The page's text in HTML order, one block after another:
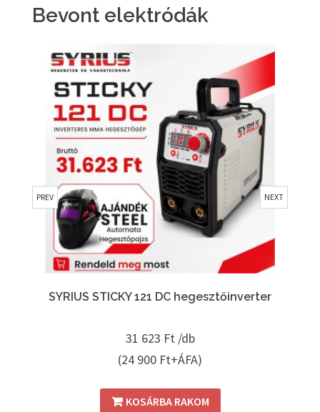
Bevont elektródák
SYRIUS STICKY 121 DC hegesztőinverter
31 623 Ft /db
(24 900 Ft+ÁFA)
KOSÁRBA RAKOM
PREV NEXT